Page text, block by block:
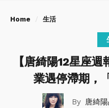
Home 生活
【唐綺陽12星座
業遇停滯期，
唐綺